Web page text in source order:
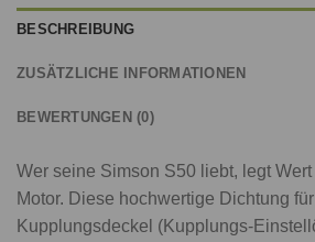
BESCHREIBUNG
ZUSÄTZLICHE INFORMATIONEN
BEWERTUNGEN (0)
Wer seine Simson S50 liebt, legt
Motor. Diese hochwertige Dichtung
Kupplungsdeckel (Kupplungs-